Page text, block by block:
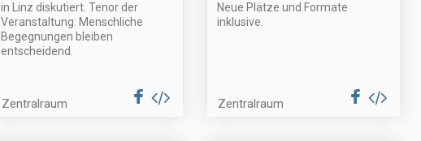
in Linz diskutiert. Tenor der
Veranstaltung: Menschliche
Begegnungen bleiben
entscheidend.
Zentralraum
Neue Plätze und Formate
inklusive.
Zentralraum